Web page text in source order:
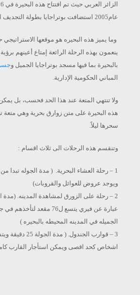
عام2005 استضافت بوتراجايا بطولة التجديف الآسيوية.
وما يميز هذه البحيره هو موقعها
ينعمون بهذه الرحلة الرائعة إمتاع أعينهم
بالبحيرة بما فيها مسجد بوتراجايا الجميل وجسر
المباني الحكومية الإدارية.
ولا تنتهي المتعة عند هذا الحد فحسب، بل يمكن
هذه البحيرة على متن زوارق بحرية وهي متعة
سحرها ليلاً.
وتنقسم هذه الرحلات الى ثلاث اقسام :
1 – رحلة العشاء البحرية. ( مدة الجوله تبدا
ويوجد عروض للعوائل والقروبات)
عبارة عن فيري يتسع ل76 مقعد
الجميله في المدينه المحيطه بالبحيره )
اشخاص كحد اقصى ويمكن استأجار القارب